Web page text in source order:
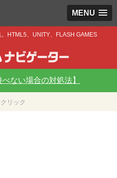
MENU
HTML5、UNITY、FLASH GAMES
ない場合の対処法】
リック